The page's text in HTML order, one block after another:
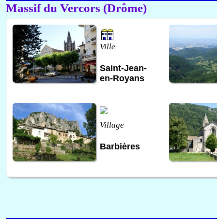
Massif du Vercors (Drôme)
Ville
Saint-Jean-
en-Royans
Village
Barbières